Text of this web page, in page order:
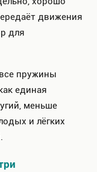
движения
для
пружины
единая
меньше
и лёгких